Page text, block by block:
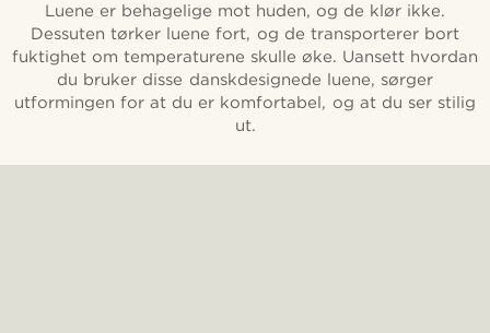
Luene er behagelige mot huden, og de klør ikke.
Dessuten tørker luene fort, og de transporterer bort
fuktighet om temperaturene skulle øke. Uansett hvordan
du bruker disse danskdesignede luene, sørger
utformingen for at du er komfortabel, og at du ser stilig
ut.